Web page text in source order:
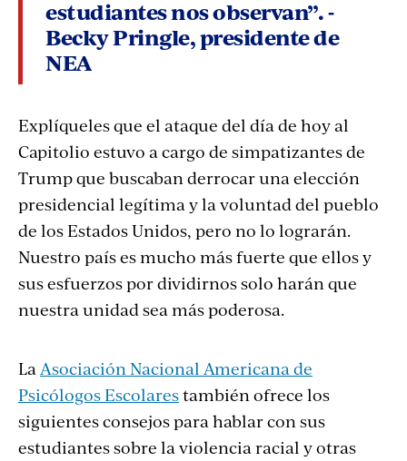
estudiantes nos observan”. -
Becky Pringle, presidente de
NEA
Explíqueles que el ataque del día de hoy al
Capitolio estuvo a cargo de simpatizantes de
Trump que buscaban derrocar una elección
presidencial legítima y la voluntad del pueblo
de los Estados Unidos, pero no lo lograrán.
Nuestro país es mucho más fuerte que ellos y
sus esfuerzos por dividirnos solo harán que
nuestra unidad sea más poderosa.
LaAsociación Nacional Americana de
Psicólogos Escolarestambién ofrece los
siguientes consejos para hablar con sus
estudiantes sobre la violencia racial y otras